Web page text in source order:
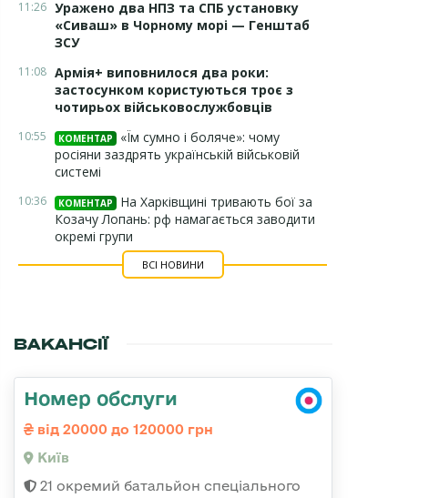
11:26 Уражено два НПЗ та СПБ установку
«Сиваш» в Чорному морі — Генштаб
ЗСУ
11:08 Армія+ виповнилося два роки:
застосунком користуються троє з
чотирьох військовослужбовців
10:55 КОМЕНТАР
«Їм сумно і боляче»: чому
росіяни заздрять українській військовій
системі
10:36 КОМЕНТАР
На Харківщині тривають бої за
Козачу Лопань: рф намагається заводити
окремі групи
ВСІ НОВИНИ
ВАКАНСІЇ
Номер обслуги
від 20000 до 120000 грн
Київ
21 окремий батальйон спеціального